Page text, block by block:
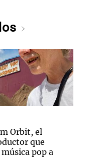
Orbit, el
que
pop a